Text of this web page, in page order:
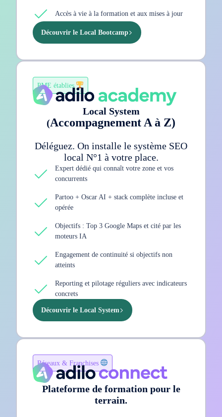
Accès à vie à la formation et aux mises à jour
Découvrir le Local Bootcamp
PME établies
Local System
(Accompagnement A à Z)
Déléguez. On installe le système SEO
local N°1 à votre place.
Expert dédié qui connaît votre zone et vos
concurrents
Partoo + Oscar AI + stack complète incluse et
opérée
Objectifs : Top 3 Google Maps et cité par les
moteurs IA
Engagement de continuité si objectifs non
atteints
Reporting et pilotage réguliers avec indicateurs
concrets
Découvrir le Local System
Réseaux & Franchises
Plateforme de formation pour le
terrain.